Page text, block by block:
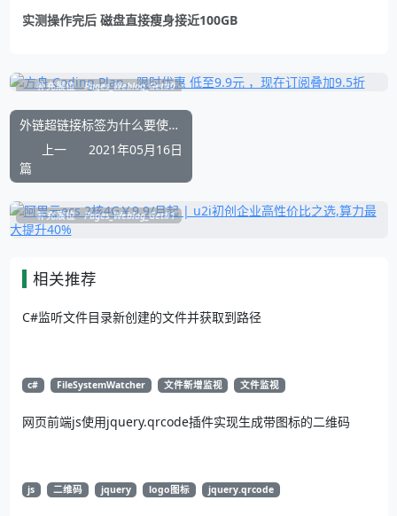
实测操作完后 磁盘直接瘦身接近100GB
补充展位 Pages_Weblog_Get#0
外链超链接标签为什么要使用 rel=noopener
上一
篇
2021年05月16日
补充展位 Pages_Weblog_Get#1
相关推荐
C#监听文件目录新创建的文件并获取到路径
c# FileSystemWatcher 文件新增监视 文件监视
网页前端js使用jquery.qrcode插件实现生成带图标的二维码
js 二维码 jquery logo图标 jquery.qrcode